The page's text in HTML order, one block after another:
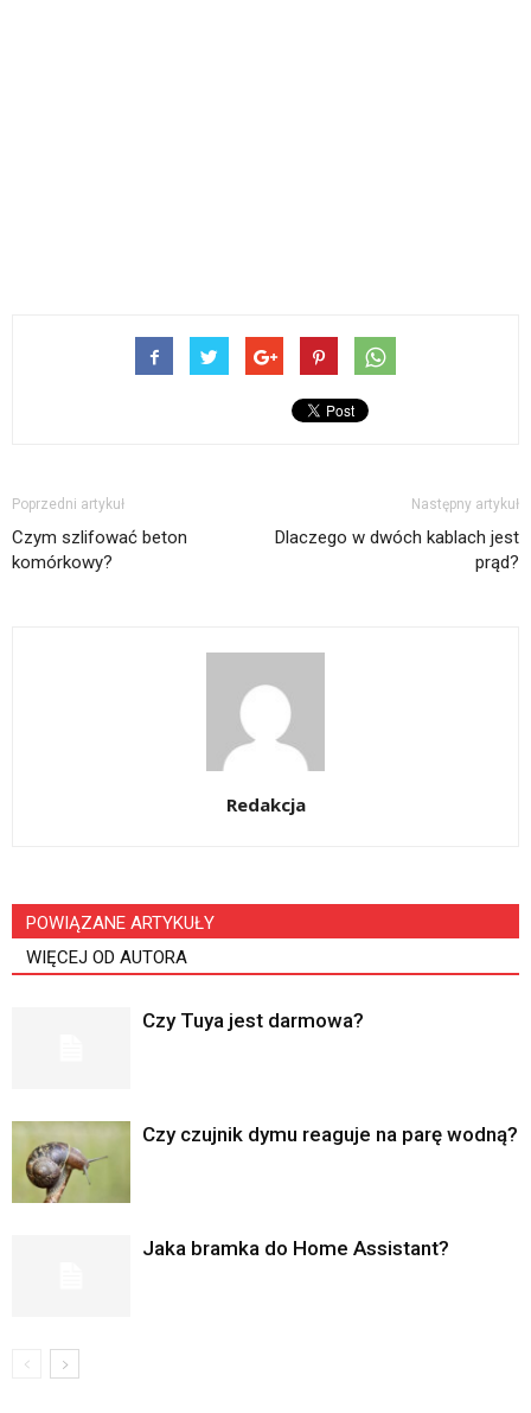
Poprzedni artykuł
Czym szlifować beton
komórkowy?
Następny artykuł
Dlaczego w dwóch kablach jest
prąd?
Redakcja
POWIĄZANE ARTYKUŁY
WIĘCEJ OD AUTORA
Czy Tuya jest darmowa?
Czy czujnik dymu reaguje na parę wodną?
Jaka bramka do Home Assistant?